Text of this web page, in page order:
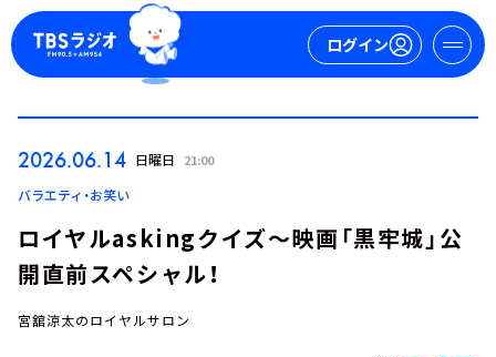
ログイン
ログイン
2026.06.14 日曜日 21:00
バラエティ・お笑い
ロイヤルaskingクイズ～映画「黒牢城」公
開直前スペシャル！
宮舘涼太のロイヤルサロン